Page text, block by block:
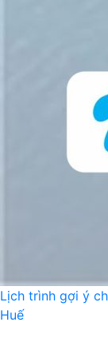
Lịch trình gợi ý
Huế